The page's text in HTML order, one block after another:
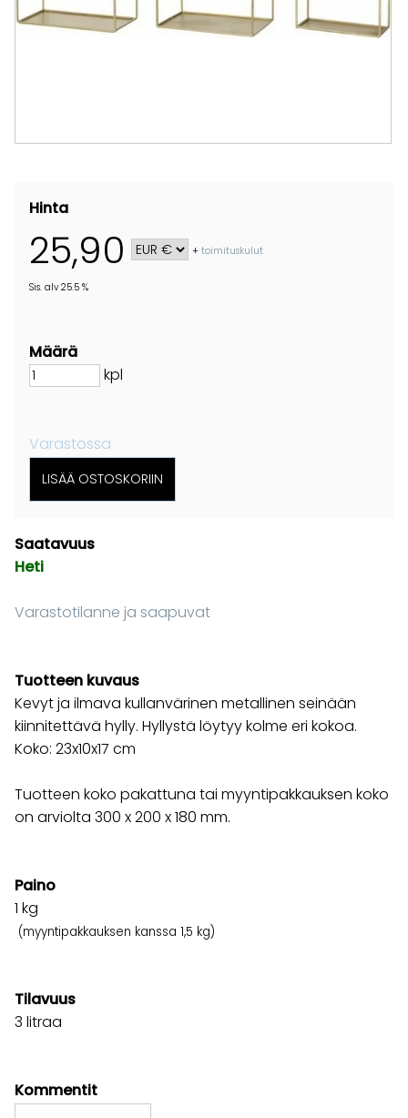
Hinta
25,90 +toimituskulut
Sis. alv 25.5 %
Määrä
kpl
Varastossa
Saatavuus
Heti
Varastotilanne ja saapuvat
Tuotteen kuvaus
Kevyt ja ilmava kullanvärinen metallinen seinään
kiinnitettävä hylly. Hyllystä löytyy kolme eri kokoa.
Koko: 23x10x17 cm
Tuotteen koko pakattuna tai myyntipakkauksen koko
on arviolta 300 x 200 x 180 mm.
Paino
1 kg
(myyntipakkauksen kanssa 1,5 kg)
Tilavuus
3 litraa
Kommentit